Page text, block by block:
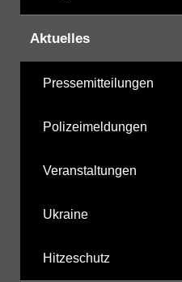
Aktuelles
Pressemitteilungen
Polizeimeldungen
Veranstaltungen
Ukraine
Hitzeschutz